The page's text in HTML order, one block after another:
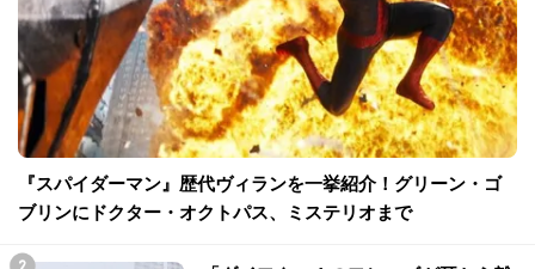
『スパイダーマン』歴代ヴィランを一挙紹介！グリーン・ゴ
ブリンにドクター・オクトパス、ミステリオまで